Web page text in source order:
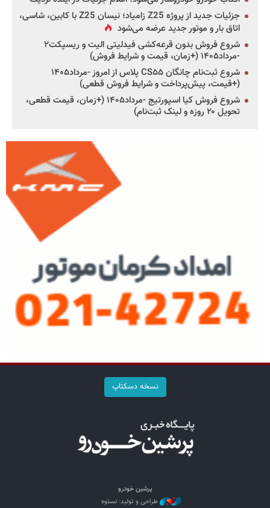
جزئیات جدید از پروژه Z25 زامیاد؛ نیسان Z25 با کابین، شاسی،
اتاق بار و موتور جدید عرضه می‌شود
شروع فروش بدون قرعه‌کشی فیدلیتی الیت و ریسپکت۲
-مرداد۱۴۰۵ (+زمان، قیمت و شرایط فروش)
شروع ثبت‌نام چانگان CS۵۵ پلاس از امروز -مرداد۱۴۰۵
(+قیمت، پیش‌پرداخت و شرایط فروش قطعی)
شروع فروش کیا اسپورتیج -مرداد۱۴۰۵ (+زمان، قیمت قطعی،
تحویل ۲۰ روزه و لینک ثبت‌نام)
نسخه دسکتاپ
پرشین خودرو
طراحی و تولید: نستوه